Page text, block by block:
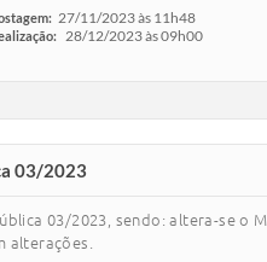
27/11/2023 às 11h48
28/12/2023 às 09h00
03/2023
03/2023, sendo: altera-se o
alterações.